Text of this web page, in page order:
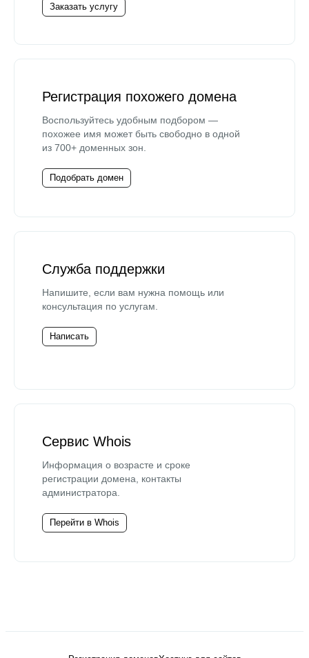
Заказать услугу
Регистрация похожего домена
Воспользуйтесь удобным подбором —
похожее имя может быть свободно в одной
из 700+ доменных зон.
Подобрать домен
Служба поддержки
Напишите, если вам нужна помощь или
консультация по услугам.
Написать
Сервис Whois
Информация о возрасте и сроке
регистрации домена, контакты
администратора.
Перейти в Whois